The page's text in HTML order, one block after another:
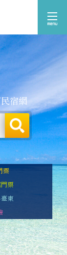
宿網
票
票
東